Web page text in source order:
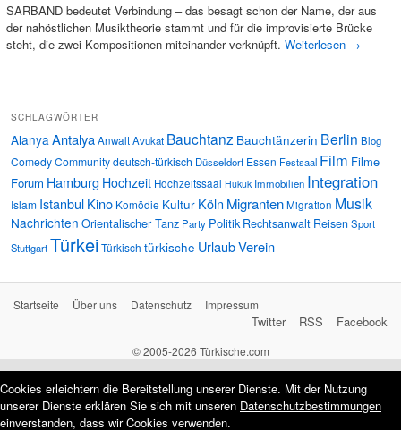
SARBAND bedeutet Verbindung – das besagt schon der Name, der aus
der nahöstlichen Musiktheorie stammt und für die improvisierte Brücke
steht, die zwei Kompositionen miteinander verknüpft. Weiterlesen →
SCHLAGWÖRTER
AlanyaAntalyaAnwaltAvukat Bauchtanz Bauchtänzerin Berlin Blog
ComedyCommunitydeutsch-türkisch Düsseldorf Essen Festsaal Film Filme
Forum Hamburg Hochzeit Hochzeitssaal Hukuk Immobilien Integration
Islam IstanbulKino Komödie Kultur Köln MigrantenMigration Musik
Nachrichten Orientalischer Tanz Party Politik Rechtsanwalt ReisenSport
StuttgartTürkeiTürkisch türkische UrlaubVerein
Startseite Über uns Datenschutz Impressum
Facebook
RSS
Twitter
© 2005-2026 Türkische.com
Cookies erleichtern die Bereitstellung unserer Dienste. Mit der Nutzung
unserer Dienste erklären Sie sich mit unseren Datenschutzbestimmungen
einverstanden, dass wir Cookies verwenden.